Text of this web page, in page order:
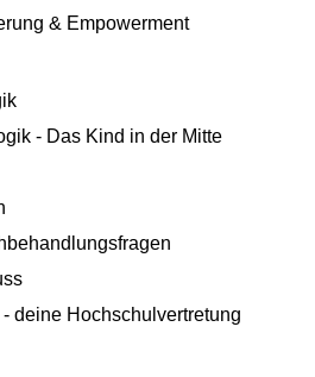
& Empowerment
- Das Kind in der Mitte
deine Hochschulvertretung